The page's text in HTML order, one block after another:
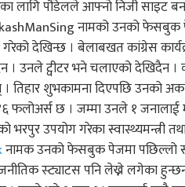
लागि पौडेलले आफ्नो निजी साइट
नामको उनको
देखिन्छ । बेलाबखत कांग्रेस
उनले ट्वीटर भने चलाएको देखिदैन
तिहार शुभकामना दिएपछि उनको
फलोअर्स छ । जम्मा उनले १
भरपुर उपयोग गरेका
नामक उनको फेसबुक पेजमा पछिल्लो
स्ट्याटस पनि लेख्ने लगेका हुन्छन्